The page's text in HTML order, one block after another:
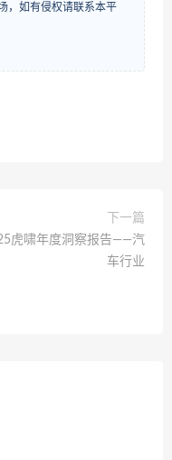
，如有侵权请联系本平
下一篇
虎啸年度洞察报告——汽
车行业